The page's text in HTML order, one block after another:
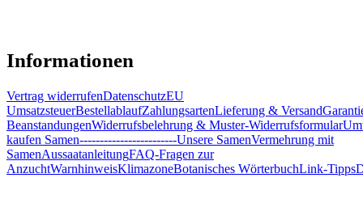
Informationen
Vertrag widerrufenDatenschutzEU
UmsatzsteuerBestellablaufZahlungsartenLieferung & Versand
BeanstandungenWiderrufsbelehrung & Muster-Widerrufsformular
kaufen Samen------------------------Unsere SamenVermehrung mit
SamenAussaatanleitungFAQ-Fragen zur
AnzuchtWarnhinweisKlimazoneBotanisches WörterbuchLink-Tipps